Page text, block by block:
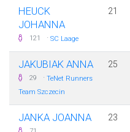
HEUCK
JOHANNA
121 · SC Laage
21
JAKUBIAK ANNA
29 · TeNet Runners
Team Szczecin
25
JANKA JOANNA 23